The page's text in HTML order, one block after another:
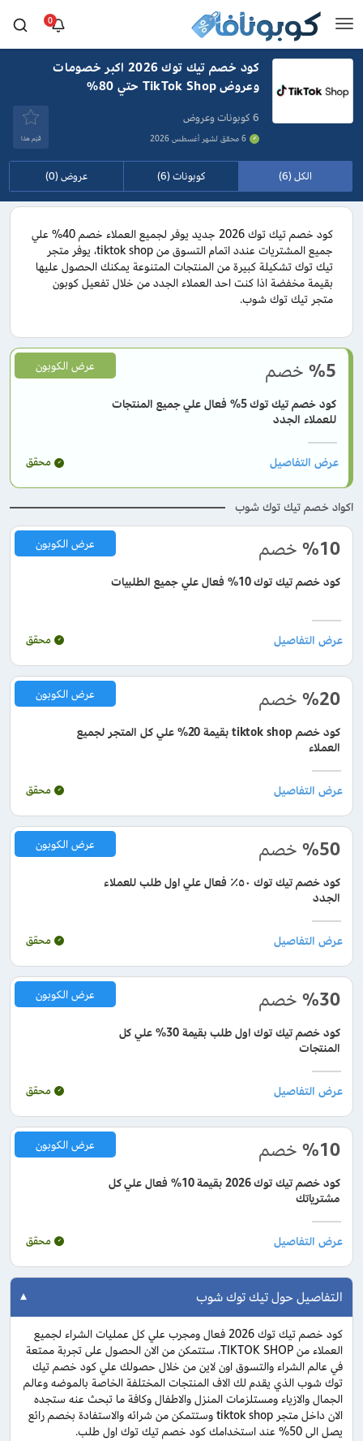
0
كود خصم تيك توك 2026 اكبر خصومات
وعروض TikTok Shop حتي 80%
6 كوبونات وعروض
6 محقق لشهر أغسطس 2026 قيَم هذا
الكل (6) كوبونات (6) عروض (0)
كود خصم تيك توك 2026 جديد يوفر لجميع العملاء خصم 40% علي
جميع المشتريات عندد اتمام التسوق من tiktok shop، يوفر متجر
تيك توك تشكيلة كبيرة من المنتجات المتنوعة يمكنك الحصول عليها
بقيمة مخفضة اذا كنت احد العملاء الجدد من خلال تفعيل كوبون
متجر تيك توك شوب.
%5 خصم
كود خصم تيك توك 5% فعال علي جميع المنتجات
للعملاء الجدد
عرض الكوبون
محقق
اكواد خصم تيك توك شوب
%10 خصم
كود خصم تيك توك 10% فعال علي جميع الطلبيات
عرض الكوبون
محقق
%20 خصم
كود خصم tiktok shop بقيمة 20% علي كل المتجر لجميع
العملاء
عرض الكوبون
محقق
%50 خصم
كود خصم تيك توك ٥٠٪ فعال علي اول طلب للعملاء
الجدد
عرض الكوبون
محقق
%30 خصم
كود خصم تيك توك اول طلب بقيمة 30% علي كل
المنتجات
عرض الكوبون
محقق
%10 خصم
كود خصم تيك توك 2026 بقيمة 10% فعال علي كل
مشترياتك
عرض الكوبون
محقق
التفاصيل حول تيك توك شوب
كود خصم تيك توك 2026 فعال ومجرب علي كل عمليات الشراء لجميع
العملاء من TIKTOK SHOP، ستتمكن من الان الحصول على تجربة ممتعة
في عالم الشراء والتسوق اون لاين من خلال حصولك علي كود خصم تيك
توك شوب الذي يقدم لك الاف المنتجات المختلفة الخاصة بالموضه وعالم
الجمال والازياء ومستلزمات المنزل والاطفال وكافة ما تبحث عنه ستجده
الان داخل متجر tiktok shop وستتمكن من شرائه والاستفادة بخصم رائع
يصل الى 50% عند استخدامك كود خصم تيك توك اول طلب.